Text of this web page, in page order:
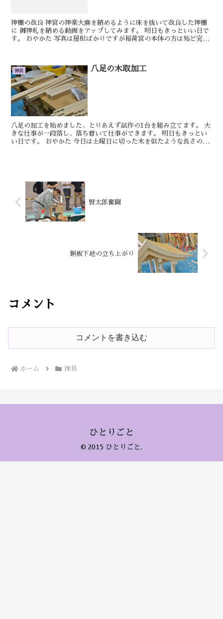
神棚の改良 神宮の神楽大麻を納めるように床を抜いて改良した神棚
に 御神札を納める動画をアップしてみます。 明日もきっといい日で
す。 おやかた 写真は屋根ばかりですが稲荷宮の本体の方は殆ど完成
神具 八足の木取加工
八足の加工を始めました、とりあえず試作の1台を組み立てます。 大
きな仕事が一段落し、落ち着いて仕事ができます。 明日もきっとい
い日です。 おやかた 今日は土曜日に切った木を似たような長さので
賢太郎奮闘
銅板下地の立ち上がり
コメント
コメントを書き込む
ホーム 神具
ひとりごと
© 2015 ひとりごと.